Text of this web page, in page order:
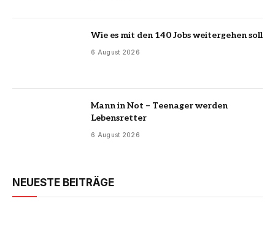
Wie es mit den 140 Jobs weitergehen soll
6 August 2026
Mann in Not – Teenager werden
Lebensretter
6 August 2026
NEUESTE BEITRÄGE